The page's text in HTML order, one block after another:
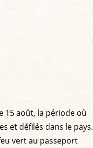
15 août, la période où
et défilés dans le pays.
vert au passeport